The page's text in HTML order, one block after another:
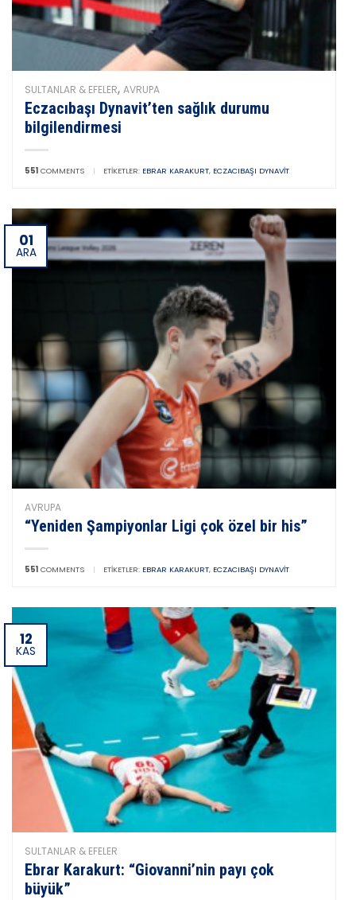
SULTANLAR & EFELER, AVRUPA
Eczacıbaşı Dynavit’ten sağlık durumu
bilgilendirmesi
551 COMMENTS | ETIKETLER: EBRAR KARAKURT, ECZACIBAŞI DYNAVIT
01
ARA
AVRUPA
“Yeniden Şampiyonlar Ligi çok özel bir his”
551 COMMENTS | ETIKETLER: EBRAR KARAKURT, ECZACIBAŞI DYNAVIT
12
KAS
SULTANLAR & EFELER
Ebrar Karakurt: “Giovanni’nin payı çok
büyük”